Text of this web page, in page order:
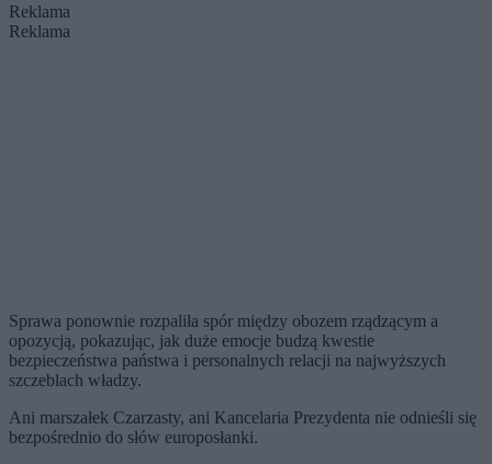
Reklama
Reklama
Sprawa ponownie rozpaliła spór między obozem rządzącym a
opozycją, pokazując, jak duże emocje budzą kwestie
bezpieczeństwa państwa i personalnych relacji na najwyższych
szczeblach władzy.
Ani marszałek Czarzasty, ani Kancelaria Prezydenta nie odnieśli się
bezpośrednio do słów europosłanki.